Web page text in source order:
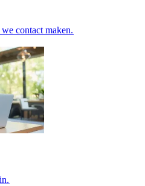
contact maken.​​